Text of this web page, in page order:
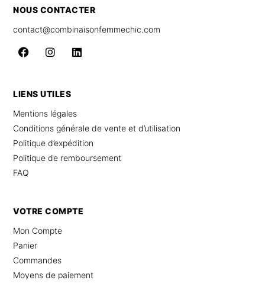
NOUS CONTACTER
contact@combinaisonfemmechic.com
LIENS UTILES
Mentions légales
Conditions générale de vente et d’utilisation
Politique d’expédition
Politique de remboursement
FAQ
VOTRE COMPTE
Mon Compte
Panier
Commandes
Moyens de paiement